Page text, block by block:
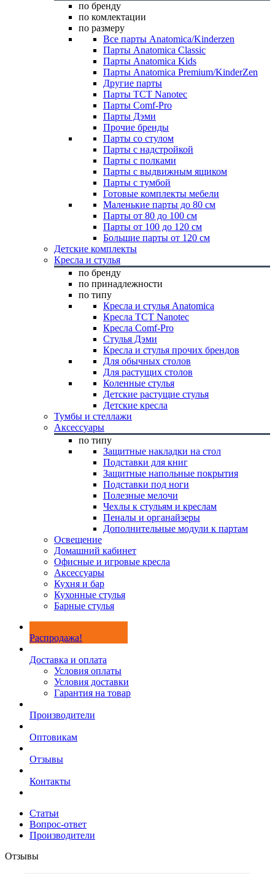
по бренду
по комлектации
по размеру
Все парты Anatomica/Kinderzen
Парты Anatomica Classic
Парты Anatomica Kids
Парты Anatomica Premium/KinderZen
Другие парты
Парты TCT Nanotec
Парты Comf-Pro
Парты Дэми
Прочие бренды
Парты со стулом
Парты с надстройкой
Парты с полками
Парты с выдвижным ящиком
Парты с тумбой
Готовые комплекты мебели
Маленькие парты до 80 см
Парты от 80 до 100 см
Парты от 100 до 120 см
Большие парты от 120 см
Детские комплекты
Кресла и стулья
по бренду
по принадлежности
по типу
Кресла и стулья Anatomica
Кресла TCT Nanotec
Кресла Comf-Pro
Стулья Дэми
Кресла и стулья прочих брендов
Для обычных столов
Для растущих столов
Коленные стулья
Детские растущие стулья
Детские кресла
Тумбы и стеллажи
Аксессуары
по типу
Защитные накладки на стол
Подставки для книг
Защитные напольные покрытия
Подставки под ноги
Полезные мелочи
Чехлы к стульям и креслам
Пеналы и органайзеры
Дополнительные модули к партам
Освещение
Домашний кабинет
Офисные и игровые кресла
Аксессуары
Кухня и бар
Кухонные стулья
Барные стулья
Распродажа!
Доставка и оплата
Условия оплаты
Условия доставки
Гарантия на товар
Производители
Оптовикам
Отзывы
Контакты
Статьи
Вопрос-ответ
Производители
Отзывы